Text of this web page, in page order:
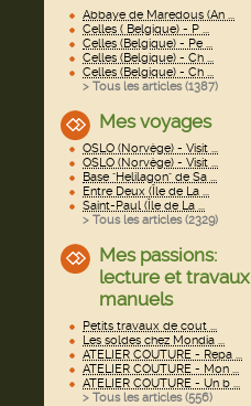
Abbaye de Maredous (An ...
Celles ( Belgique) - P ...
Celles (Belgique) - Pe ...
Celles (Belgique) - Ch ...
Celles (Belgique) - Ch ...
> Tous les articles (1387)
Mes voyages
OSLO (Norvège) - Visit ...
OSLO (Norvège) - Visit ...
Base "Helilagon" de Sa ...
Entre Deux (Île de La ...
Saint-Paul (Île de La ...
> Tous les articles (2329)
Mes passions:
lecture et travaux
manuels
Petits travaux de cout ...
Les soldes chez Mondia ...
ATELIER COUTURE - Repa ...
ATELIER COUTURE - Mon ...
ATELIER COUTURE - Un b ...
> Tous les articles (556)